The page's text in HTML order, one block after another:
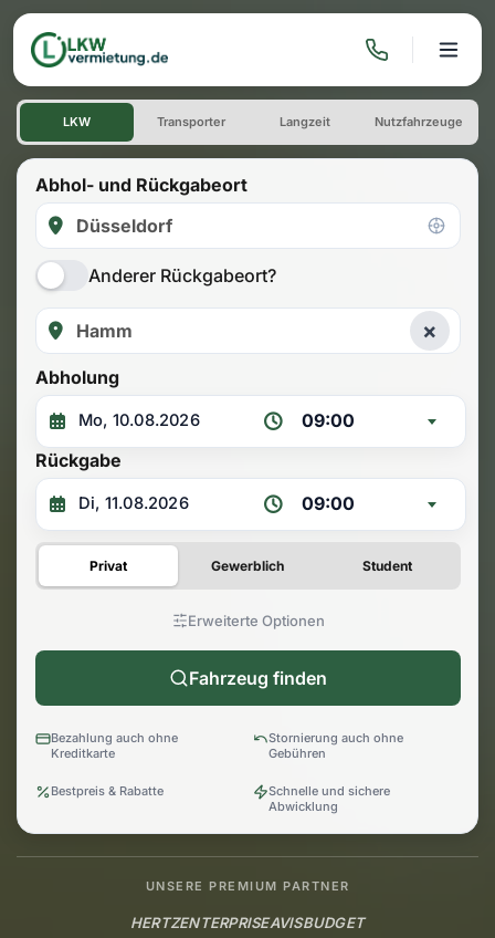
LKW mieten: Einwegmiete
LKW Transporter Langzeit Nutzfahrzeuge
Abhol- und Rückgabeort
Anderer Rückgabeort?
×
Abholung
09:00
Rückgabe
09:00
Privat Gewerblich Student
Erweiterte Optionen
Fahrzeug finden
Bezahlung auch ohne
Kreditkarte
Stornierung auch ohne
Gebühren
Bestpreis & Rabatte
Schnelle und sichere
Abwicklung
UNSERE PREMIUM PARTNER
HERTZENTERPRISEAVISBUDGET